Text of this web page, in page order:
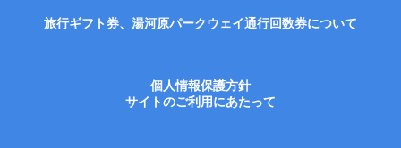
旅行ギフト券、湯河原パークウェイ通行回数券について
個人情報保護方針
サイトのご利用にあたって